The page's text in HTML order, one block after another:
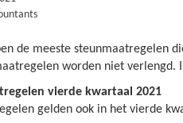
de meeste steunmaatregelen
worden niet
vierde kwartaal 2021
gelden ook in het vierde